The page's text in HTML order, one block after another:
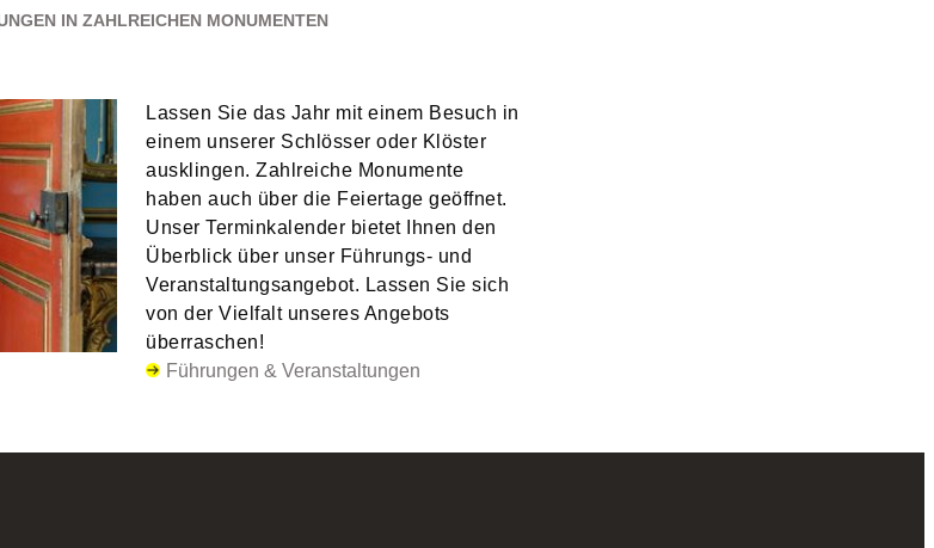
IN ZAHLREICHEN MONUMENTEN
Lassen Sie das Jahr mit einem Besuch in
einem unserer Schlösser oder Klöster
ausklingen. Zahlreiche Monumente
haben auch über die Feiertage geöffnet.
Unser Terminkalender bietet Ihnen den
Überblick über unser Führungs- und
Veranstaltungsangebot. Lassen Sie sich
von der Vielfalt unseres Angebots
überraschen!
Führungen & Veranstaltungen